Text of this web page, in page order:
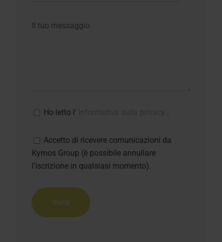
Ho letto l'
Accetto di ricevere comunicazioni da
Kymos Group (è possibile annullare
l'iscrizione in qualsiasi momento).